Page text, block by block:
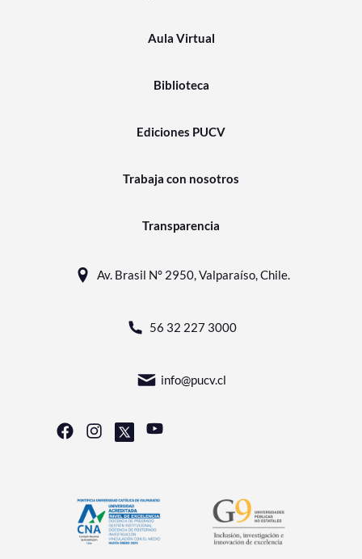
Aula Virtual
Biblioteca
Ediciones PUCV
Trabaja con nosotros
Transparencia
Av. Brasil N° 2950, Valparaíso, Chile.
56 32 227 3000
info@pucv.cl